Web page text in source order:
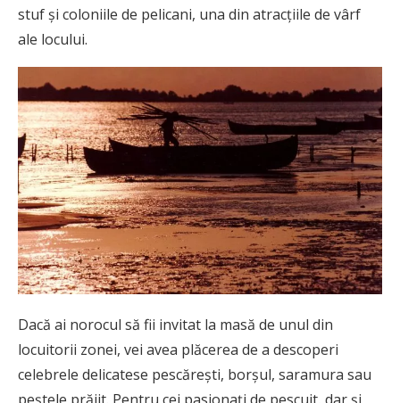
stuf și coloniile de pelicani, una din atracțiile de vârf
ale locului.
Dacă ai norocul să fii invitat la masă de unul din
locuitorii zonei, vei avea plăcerea de a descoperi
celebrele delicatese pescărești, borșul, saramura sau